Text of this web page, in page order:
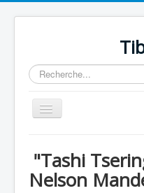
Rechercher
Basculer
la
"Tashi
Nelson